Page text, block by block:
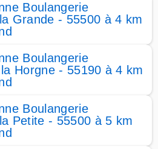
Boulangerie
Grande - 55500 à 4 km
Boulangerie
Horgne - 55190 à 4 km
Boulangerie
Petite - 55500 à 5 km